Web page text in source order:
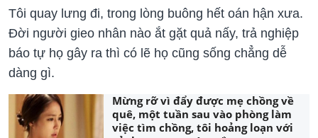
Tôi quay lưng đi, trong lòng buông hết oán hận xưa.
Đời người gieo nhân nào ắt gặt quả nấy, trả nghiệp
báo tự họ gây ra thì có lẽ họ cũng sống chẳng dễ
dàng gì.
Mừng rỡ vì đẩy được mẹ chồng về
quê, một tuần sau vào phòng làm
việc tìm chồng, tôi hoảng loạn với